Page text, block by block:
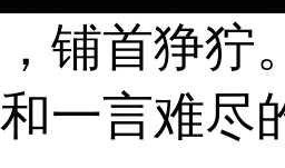
铺首狰狞
一言难尽